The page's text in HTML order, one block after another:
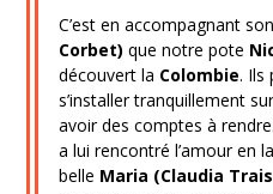
C’est en accompagnant
Corbet) que notre pote
découvert la Colombie. Ils
s’installer tranquillement
avoir des comptes à
a lui rencontré l’amour en
belle Maria (Claudia